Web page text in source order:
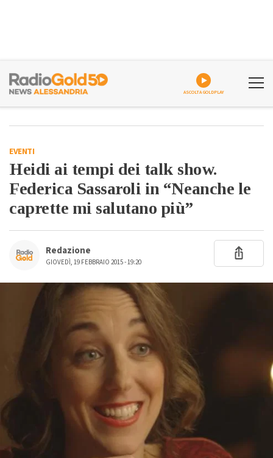
ASCOLTA GOLDPLAY
EVENTI
Heidi ai tempi dei talk show.
Federica Sassaroli in “Neanche le
caprette mi salutano più”
Redazione
GIOVEDÌ, 19 FEBBRAIO 2015 - 19:20